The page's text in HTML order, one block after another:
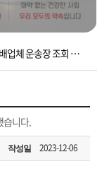
[운송장번호 조회법]배송조회 및 국내 택배업체 운송장 조회 하는법
.
받기
입금확인이 안되는 상황을 대비해 꼭 입금후 고객센터 연락바랍니다.
습니다.
작성일 2023-12-06